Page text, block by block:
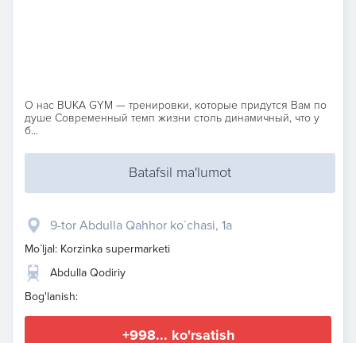
О нас BUKA GYM — тренировки, которые придутся Вам по
душе Современный темп жизни столь динамичный, что у
б...
Batafsil ma'lumot
9-tor Abdulla Qahhor ko`chasi, 1a
Mo`ljal: Korzinka supermarketi
Abdulla Qodiriy
Bog'lanish:
+998... ko'rsatish